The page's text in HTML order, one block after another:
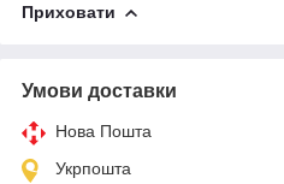
Приховати
Умови доставки
Нова Пошта
Укрпошта